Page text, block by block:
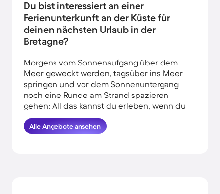
Du bist interessiert an einer
Ferienunterkunft an der Küste für
deinen nächsten Urlaub in der
Bretagne?
Morgens vom Sonnenaufgang über dem
Meer geweckt werden, tagsüber ins Meer
springen und vor dem Sonnenuntergang
noch eine Runde am Strand spazieren
gehen: All das kannst du erleben, wenn du
deinen Urlaub in Strandnähe in der
Bretagne verbringst. HomeToGo hat für
Alle Angebote ansehen